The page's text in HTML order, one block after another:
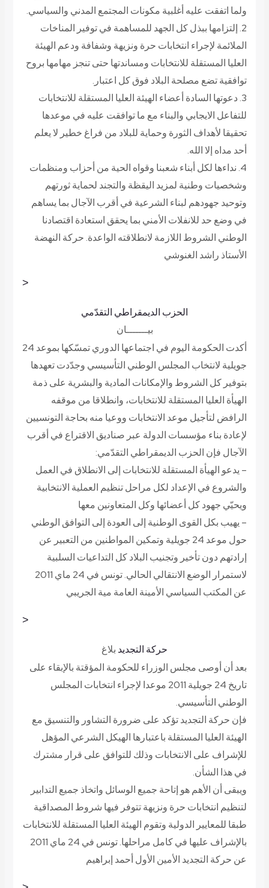
ولما اتفقت عليه أغلبية مكونات المجتمع المدني والسياسي.
2. إلتزامها ببذل كل الجهد للمساهمة في توفير المناخات
الملائمة لإجراء انتخابات حرة ونزيهة وشفافة ودعم الهيئة
العليا المستقلة للانتخابات ومساندتها حتى تنجز مهامها بروح
توافقية تضع مصلحة البلاد فوق كل اعتبار.
3. دعوتها السادة أعضاء الهيئة العليا المستقلة للانتخابات
للتفاعل الايجابي والبناء مع ما توافقت عليه في موعدها
تحقيقا لأهداف الثورة وحماية للبلاد من فراغ خطير لا يعلم
أحد مداه إلا الله.
4. نداءها لكل أبناء شعبنا وقواه الحية من أحزاب ومنظمات
وشخصيات وطنية لمزيد اليقظة والتجند لحماية ثورتهم
وتوحيد جهودهم لبناء الشرعية في أقرب الآجال بما يساهم
في وضع حد للانفلات الأمني بما يحقق استعادة اقتصادنا
الوطني الشروط اللازمة لانطلاقته الواعدة. حركة النهضة
الأستاذ راشد الغنوشي
<
الحزب الديمقراطي التقدّمي
بيـــــــان
أكدت الحكومة اليوم في اجتماعها الدوري تمسّكها بموعد 24
جويلية لانتخاب المجلس الوطني التأسيسي وجدّدت تعهدها
بتوفير كل الشروط والإمكانات المادية والبشرية على ذمة
الهيأة العليا المستقلة للانتخابات، وانطلاقا من موقفه
الرافض لتأجيل موعد الانتخابات ووعيا منه بحاجة التونسيين
لإعادة بناء مؤسسات الدولة عبر صناديق الاقتراع في أقرب
الآجال فإن الحزب الديمقراطي التقدّمي:
– يدعو الهيأة المستقلة للانتخابات إلى الانطلاق في العمل
والشروع في الإعداد لكل مراحل تنظيم العملية الانتخابية
ويحيّي جهود كل أعضائها وكل المتعاونين معها
– يهيب بكل القوى الوطنية إلى العودة إلى التوافق الوطني
حول موعد 24 جويلية وتمكين المواطنين من التعبير عن
إرادتهم دون تأخير وتجنيب البلاد كل التداعيات السلبية
لاستمرار الوضع الانتقالي الحالي.تونس في 24 ماي 2011
عن المكتب السياسي الأمينة العامة مية الجريبي
<
حركة التجديد بلاغ
بعد أن أوصى مجلس الوزراء للحكومة المؤقتة بالإبقاء على
تاريخ 24 جويلية 2011 موعدا لإجراء انتخابات المجلس
الوطني التأسيسي.
فإن حركة التجديد تؤكد على ضرورة التشاور والتنسيق مع
الهيئة العليا المستقلة باعتبارها الهيكل الشرعي المؤهل
للإشراف على الانتخابات وذلك للتوافق على قرار مشترك
في هذا الشأن.
ويبقى أن الأهم هو إتاحة جميع الوسائل واتخاذ جميع التدابير
لتنظيم انتخابات حرة ونزيهة تتوفر فيها شروط المصداقية
طبقا للمعايير الدولية وتقوم الهيئة العليا المستقلة للانتخابات
بالإشراف عليها في كامل مراحلها.تونس في 24 ماي 2011
عن حركة التجديد الأمين الأول أحمد إبراهيم